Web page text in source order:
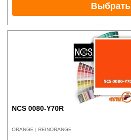
Выбрать
NCS 0080-Y70R
ORANGE | REINORANGE